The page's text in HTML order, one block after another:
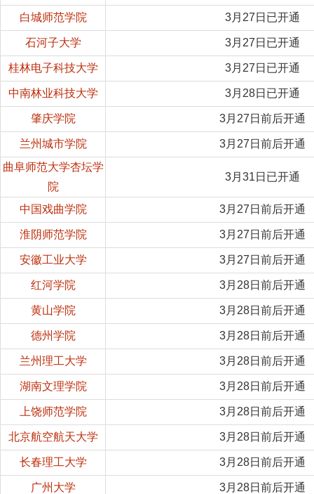
白城师范学院 3月27日已开通
石河子大学 3月27日已开通
桂林电子科技大学 3月27日已开通
中南林业科技大学 3月28日已开通
肇庆学院 3月27日前后开通
兰州城市学院
3月27日前后开通
曲阜师范大学杏坛学
院
3月31日已开通
中国戏曲学院 3月27日前后开通
淮阴师范学院 3月27日前后开通
安徽工业大学 3月27日前后开通
红河学院 3月28日前后开通
黄山学院 3月28日前后开通
德州学院 3月28日前后开通
兰州理工大学 3月28日前后开通
湖南文理学院 3月28日前后开通
上饶师范学院 3月28日前后开通
北京航空航天大学 3月28日前后开通
长春理工大学 3月28日前后开通
广州大学 3月28日前后开通